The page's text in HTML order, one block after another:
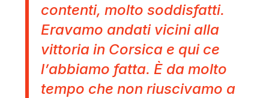
contenti, molto soddisfatti.
Eravamo andati vicini alla
vittoria in Corsica e qui ce
l’abbiamo fatta. È da molto
tempo che non riuscivamo a